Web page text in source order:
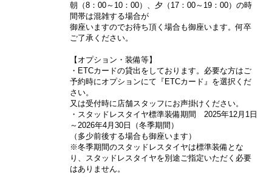
朝（8：00～10：00）、夕（17：00～19：00）の時
間帯は混雑する場合が
御座いますのでお待ち頂く場合も御座います。何卒
ご了承ください。
【オプション・装備等】
・ETCカードの貸出をしております。必要な方はご
予約時にオプションにて『ETCカード』を選択くだ
さい。
又は受付時に店舗スタッフにお声掛けください。
・スタッドレスタイヤ標準装備期間 2025年12月1日
～2026年4月30日（冬季期間）
（多少前後する場合も御座います）
※冬季期間のスタッドレスタイヤは標準装備とな
り、スタッドレスタイヤを別途ご指定いただく必要
はありません。